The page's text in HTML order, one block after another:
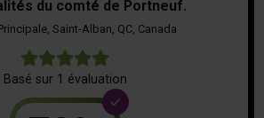
du comté de Portneuf.
Saint-Alban, QC, Canada
Basé sur 1 évaluation